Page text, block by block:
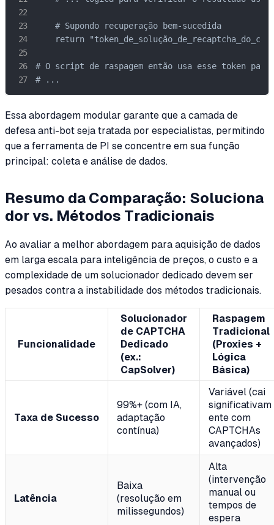
    # Supondo recuperação bem-sucedida
return
# O script de raspagem então usa esse token
# ...
Essa abordagem modular garante que a camada de
defesa anti-bot seja tratada por especialistas, permitindo
que a ferramenta de PI se concentre em sua função
principal: coleta e análise de dados.
Resumo da Comparação: Soluciona
dor vs. Métodos Tradicionais
Ao avaliar a melhor abordagem para aquisição de dados
em larga escala para inteligência de preços, o custo e a
complexidade de um solucionador dedicado devem ser
pesados contra a instabilidade dos métodos tradicionais.
Funcionalidade
Solucionador
de CAPTCHA
Dedicado
(ex.:
CapSolver)
Raspagem
Tradicional
(Proxies +
Lógica
Básica)
Taxa de Sucesso
99%+ (com IA,
adaptação
contínua)
Variável (cai
significativam
ente com
CAPTCHAs
avançados)
Latência
Baixa
(resolução em
milissegundos)
Alta
(intervenção
manual ou
tempos de
espera